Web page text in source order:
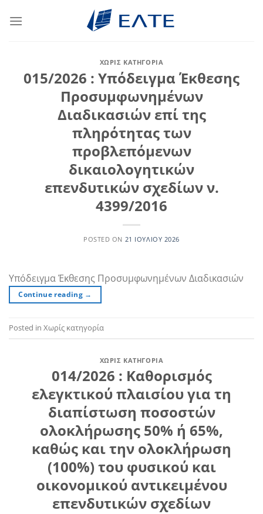
στο
ΧΩΡΊΣ ΚΑΤΗΓΟΡΊΑ
015/2026 : Υπόδειγμα Έκθεσης
Προσυμφωνημένων
Διαδικασιών επί της
πληρότητας των
προβλεπόμενων
δικαιολογητικών
επενδυτικών σχεδίων ν.
4399/2016
POSTED ON 21 ΙΟΥΛΊΟΥ 2026
Υπόδειγμα Έκθεσης Προσυμφωνημένων Διαδικασιών
Continue reading →
Posted in Χωρίς κατηγορία
ΧΩΡΊΣ ΚΑΤΗΓΟΡΊΑ
014/2026 : Καθορισμός
ελεγκτικού πλαισίου για τη
διαπίστωση ποσοστών
ολοκλήρωσης 50% ή 65%,
καθώς και την ολοκλήρωση
(100%) του φυσικού και
οικονομικού αντικειμένου
επενδυτικών σχεδίων